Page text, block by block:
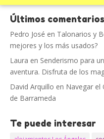
Últimos comentarios
Pedro José en Talonarios y
mejores y los más usados?
Laura en Senderismo para
aventura. Disfruta de los
David Arquillo en Navegar el
de Barrameda
Te puede interesar